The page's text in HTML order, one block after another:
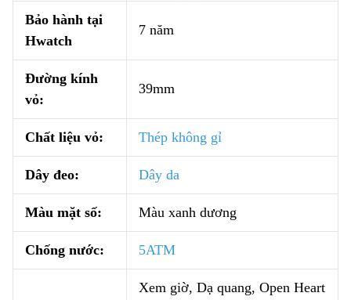
Bảo hành tại
Hwatch
7 năm
Đường kính
vỏ:
39mm
Chất liệu vỏ: Thép không gỉ
Dây đeo: Dây da
Màu mặt số: Màu xanh dương
Chống nước: 5ATM
Xem giờ, Dạ quang, Open Heart